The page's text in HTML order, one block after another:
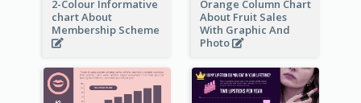
2-Colour Informative
chart About
Membership Scheme
Orange Column Chart
About Fruit Sales
With Graphic And
Photo